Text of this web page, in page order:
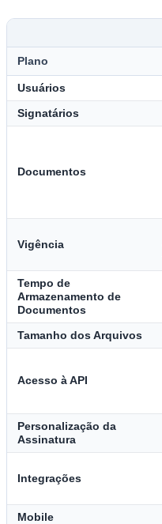
Plano
Usuários
Signatários
Documentos
Vigência
Tempo de
Armazenamento de
Documentos
Tamanho dos Arquivos
Acesso à API
Personalização da
Assinatura
Integrações
Mobile